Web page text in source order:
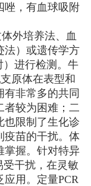
唑，有血球吸附
外培养法、血
法）或遗传学方
）进行检测。牛
原体在表型和
非常多的共同
者较为困难；二
也限制了生化诊
疫苗的干扰。体
掌握。针对特异
受干扰，在灵敏
用。定量PCR